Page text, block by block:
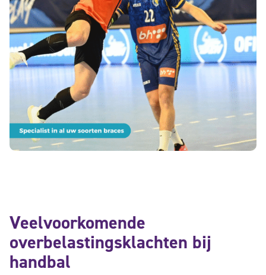
Veelvoorkomende
overbelastingsklachten bij
handbal